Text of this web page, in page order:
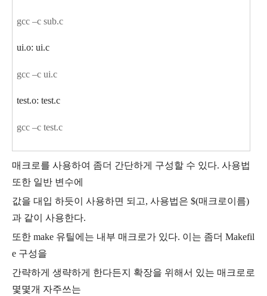
gcc –c sub.c
ui.o: ui.c
gcc –c ui.c
test.o: test.c
gcc –c test.c
매크로를 사용하여 좀더 간단하게 구성할 수 있다. 사용법
또한 일반 변수에
값을 대입 하듯이 사용하면 되고, 사용법은 $(매크로이름)
과 같이 사용한다.
또한 make 유틸에는 내부 매크로가 있다. 이는 좀더 Makefil
e 구성을
간략하게 생략하게 한다든지 확장을 위해서 있는 매크로로
몇몇개 자주쓰는